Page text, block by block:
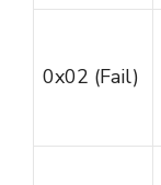
0x02 (Fail)